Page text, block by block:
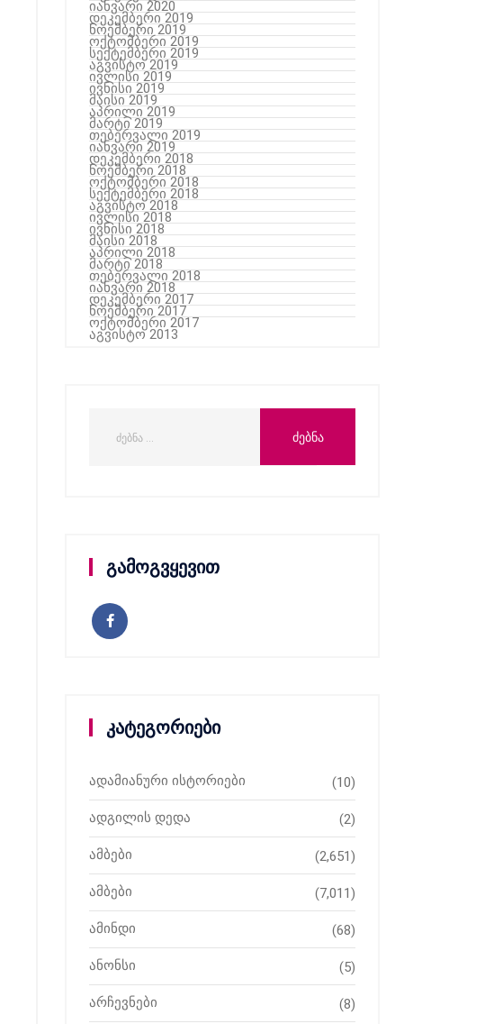
იანვარი 2020
დეკემბერი 2019
ნოემბერი 2019
ოქტომბერი 2019
სექტემბერი 2019
აგვისტო 2019
ივლისი 2019
ივნისი 2019
მაისი 2019
აპრილი 2019
მარტი 2019
თებერვალი 2019
იანვარი 2019
დეკემბერი 2018
ნოემბერი 2018
ოქტომბერი 2018
სექტემბერი 2018
აგვისტო 2018
ივლისი 2018
ივნისი 2018
მაისი 2018
აპრილი 2018
მარტი 2018
თებერვალი 2018
იანვარი 2018
დეკემბერი 2017
ნოემბერი 2017
ოქტომბერი 2017
აგვისტო 2013
გამოგვყევით
კატეგორიები
ადამიანური ისტორიები (10)
ადგილის დედა (2)
ამბები (2,651)
ამბები (7,011)
ამინდი (68)
ანონსი (5)
არჩევნები (8)